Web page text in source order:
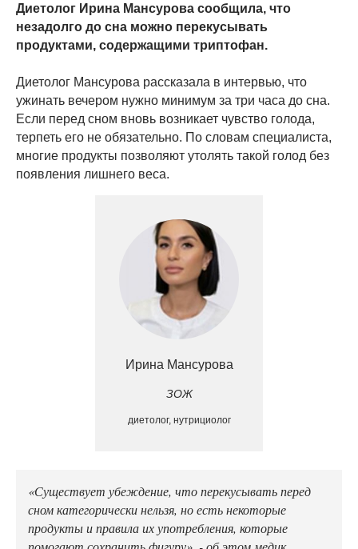
Диетолог Ирина Мансурова сообщила, что
незадолго до сна можно перекусывать
продуктами, содержащими триптофан.
Диетолог Мансурова рассказала в интервью, что
ужинать вечером нужно минимум за три часа до сна.
Если перед сном вновь возникает чувство голода,
терпеть его не обязательно. По словам специалиста,
многие продукты позволяют утолять такой голод без
появления лишнего веса.
Ирина Мансурова
ЗОЖ
диетолог, нутрициолог
«Существует убеждение, что перекусывать перед
сном категорически нельзя, но есть некоторые
продукты и правила их употребления, которые
помогают сохранить фигуру», - об этом медик